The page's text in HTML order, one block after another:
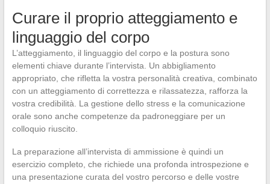
Curare il proprio atteggiamento e
linguaggio del corpo
L’atteggiamento, il linguaggio del corpo e la postura sono
elementi chiave durante l’intervista. Un abbigliamento
appropriato, che rifletta la vostra personalità creativa, combinato
con un atteggiamento di correttezza e rilassatezza, rafforza la
vostra credibilità. La gestione dello stress e la comunicazione
orale sono anche competenze da padroneggiare per un
colloquio riuscito.
La preparazione all’intervista di ammissione è quindi un
esercizio completo, che richiede una profonda introspezione e
una presentazione curata del vostro percorso e delle vostre